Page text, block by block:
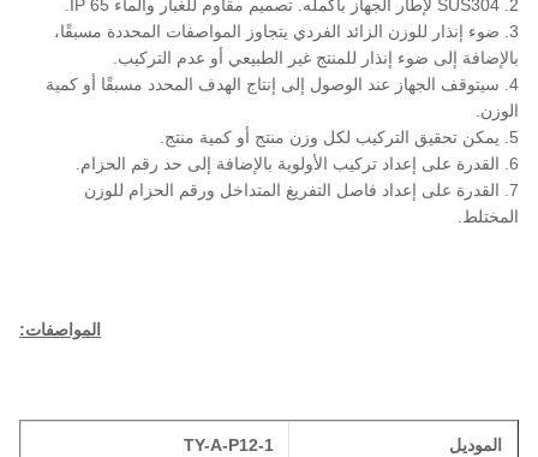
2. SUS304 لإطار الجهاز بأكمله. تصميم مقاوم للغبار والماء IP 65.
3. ضوء إنذار للوزن الزائد الفردي يتجاوز المواصفات المحددة مسبقًا،
بالإضافة إلى ضوء إنذار للمنتج غير الطبيعي أو عدم التركيب.
4. سيتوقف الجهاز عند الوصول إلى إنتاج الهدف المحدد مسبقًا أو كمية
الوزن.
5. يمكن تحقيق التركيب لكل وزن منتج أو كمية منتج.
6. القدرة على إعداد تركيب الأولوية بالإضافة إلى حد رقم الحزام.
7. القدرة على إعداد فاصل التفريغ المتداخل ورقم الحزام للوزن
المختلط.
المواصفات:
الموديل TY-A-P12-1